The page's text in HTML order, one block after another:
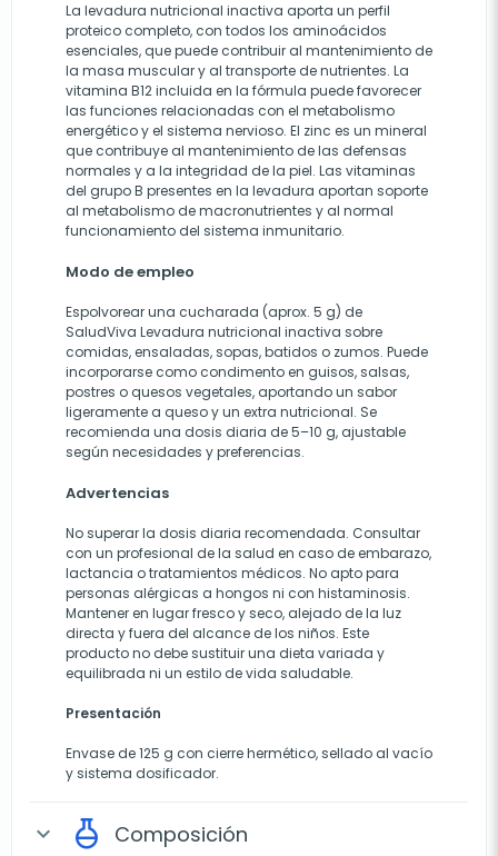
La levadura nutricional inactiva aporta un perfil
proteico completo, con todos los aminoácidos
esenciales, que puede contribuir al mantenimiento de
la masa muscular y al transporte de nutrientes. La
vitamina B12 incluida en la fórmula puede favorecer
las funciones relacionadas con el metabolismo
energético y el sistema nervioso. El zinc es un mineral
que contribuye al mantenimiento de las defensas
normales y a la integridad de la piel. Las vitaminas
del grupo B presentes en la levadura aportan soporte
al metabolismo de macronutrientes y al normal
funcionamiento del sistema inmunitario.
Modo de empleo
Espolvorear una cucharada (aprox. 5 g) de
SaludViva Levadura nutricional inactiva sobre
comidas, ensaladas, sopas, batidos o zumos. Puede
incorporarse como condimento en guisos, salsas,
postres o quesos vegetales, aportando un sabor
ligeramente a queso y un extra nutricional. Se
recomienda una dosis diaria de 5–10 g, ajustable
según necesidades y preferencias.
Advertencias
No superar la dosis diaria recomendada. Consultar
con un profesional de la salud en caso de embarazo,
lactancia o tratamientos médicos. No apto para
personas alérgicas a hongos ni con histaminosis.
Mantener en lugar fresco y seco, alejado de la luz
directa y fuera del alcance de los niños. Este
producto no debe sustituir una dieta variada y
equilibrada ni un estilo de vida saludable.
Presentación
Envase de 125 g con cierre hermético, sellado al vacío
y sistema dosificador.
expand_more Composición